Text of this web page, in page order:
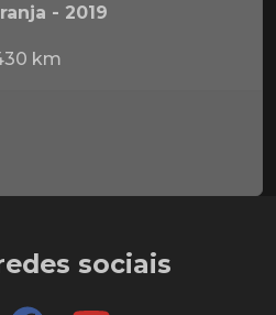
- 2019
km
sociais